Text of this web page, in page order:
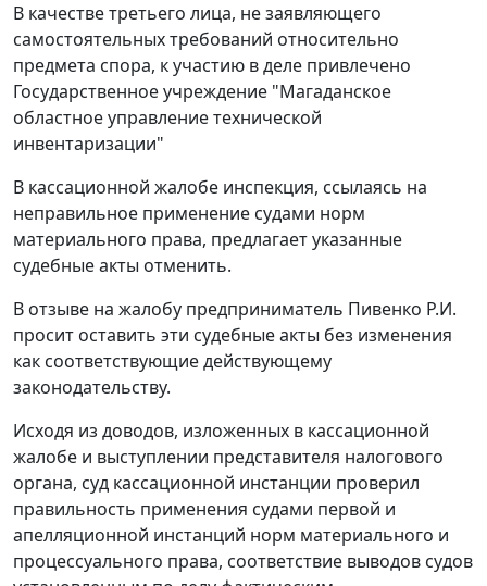
В качестве третьего лица, не заявляющего
самостоятельных требований относительно
предмета спора, к участию в деле привлечено
Государственное учреждение "Магаданское
областное управление технической
инвентаризации"
В кассационной жалобе инспекция, ссылаясь на
неправильное применение судами норм
материального права, предлагает указанные
судебные акты отменить.
В отзыве на жалобу предприниматель Пивенко Р.И.
просит оставить эти судебные акты без изменения
как соответствующие действующему
законодательству.
Исходя из доводов, изложенных в кассационной
жалобе и выступлении представителя налогового
органа, суд кассационной инстанции проверил
правильность применения судами первой и
апелляционной инстанций норм материального и
процессуального права, соответствие выводов судов